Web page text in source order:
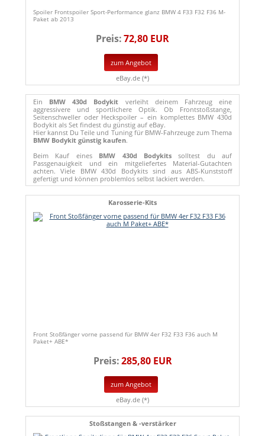
Spoiler Frontspoiler Sport-Performance glanz BMW 4 F33 F32 F36 M-
Paket ab 2013
Preis:72,80 EUR
zum Angebot
eBay.de (*)
Ein BMW 430d Bodykit verleiht deinem Fahrzeug eine
aggressivere und sportlichere Optik. Ob Frontstoßstange,
Seitenschweller oder Heckspoiler – ein komplettes BMW 430d
Bodykit als Set findest du günstig auf eBay.
Hier kannst Du Teile und Tuning für BMW-Fahrzeuge zum Thema
BMW Bodykit günstig kaufen.
Beim Kauf eines BMW 430d Bodykitssolltest du auf
Passgenauigkeit und ein mitgeliefertes Material-Gutachten
achten. Viele BMW 430d Bodykits sind aus ABS-Kunststoff
gefertigt und können problemlos selbst lackiert werden.
Karosserie-Kits
Front Stoßfänger vorne passend für BMW 4er F32 F33 F36 auch M
Paket+ ABE*
Preis:285,80 EUR
zum Angebot
eBay.de (*)
Stoßstangen & -verstärker